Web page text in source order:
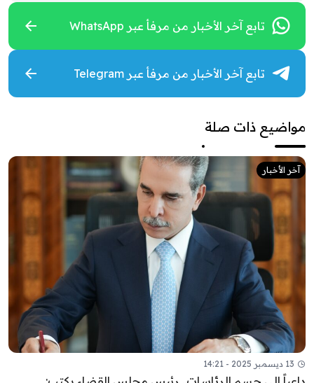
تابع آخر الأخبار من مرفأ عبر WhatsApp
تابع آخر الأخبار من مرفأ عبر Telegram
مواضيع ذات صلة
آخر الأخبار
13 ديسمبر 2025 - 14:21